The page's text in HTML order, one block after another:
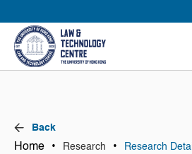
News
Research
Back
Home • Research • Research